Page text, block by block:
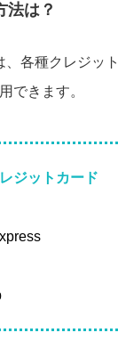
法は？
、各種クレジッ
できます。
ジットカード